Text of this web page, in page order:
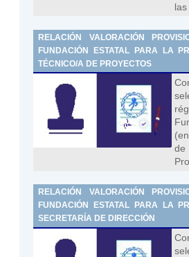
RELACIÓN VALORACIÓN
FUNDACIÓN ESTATAL PARA LA
TÉCNICO/A DE PROYECTOS
de
RELACIÓN VALORACIÓN
FUNDACIÓN ESTATAL PARA LA
SECRETARÍA DE DIRECCIÓN